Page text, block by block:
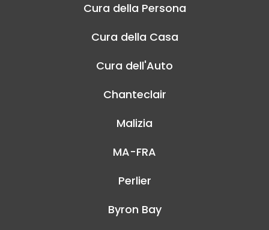
Cura della Persona
Cura della Casa
Cura dell'Auto
Chanteclair
Malizia
MA-FRA
Perlier
Byron Bay